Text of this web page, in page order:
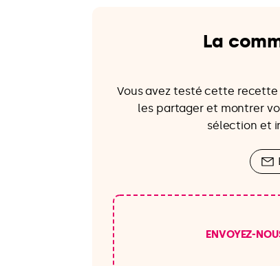
La
Vous avez testé cette recette
les partager et montrer
sélection et
ENVOYEZ-